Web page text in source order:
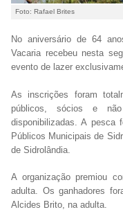
Foto: Rafael Brites
No aniversário de 64
Vacaria recebeu nesta
evento de lazer
As inscrições foram
públicos, sócios e
disponibilizadas. A pesca
Públicos Municipais de
de Sidrolândia.
A organização premiou
adulta. Os ganhadores
Alcides Brito, na adulta.